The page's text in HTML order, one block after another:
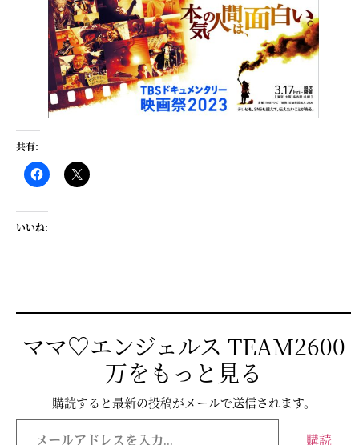
共有:
いいね:
ママ♡エンジェルス TEAM2600
万をもっと見る
購読すると最新の投稿がメールで送信されます。
購読